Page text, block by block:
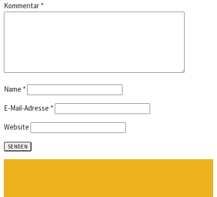
Kommentar *
Name *
E-Mail-Adresse *
Website